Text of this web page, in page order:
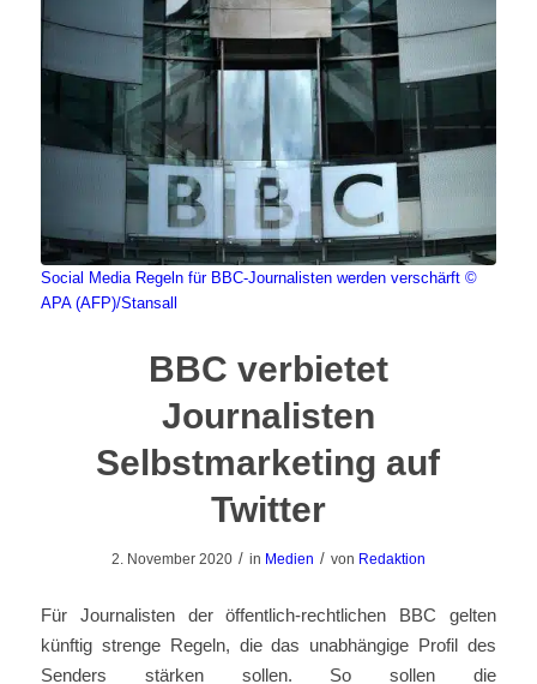
Social Media Regeln für BBC-Journalisten werden verschärft ©
APA (AFP)/Stansall
BBC verbietet
Journalisten
Selbstmarketing auf
Twitter
2. November 2020 / in Medien / von Redaktion
Für Journalisten der öffentlich-rechtlichen BBC gelten
künftig strenge Regeln, die das unabhängige Profil des
Senders stärken sollen. So sollen die